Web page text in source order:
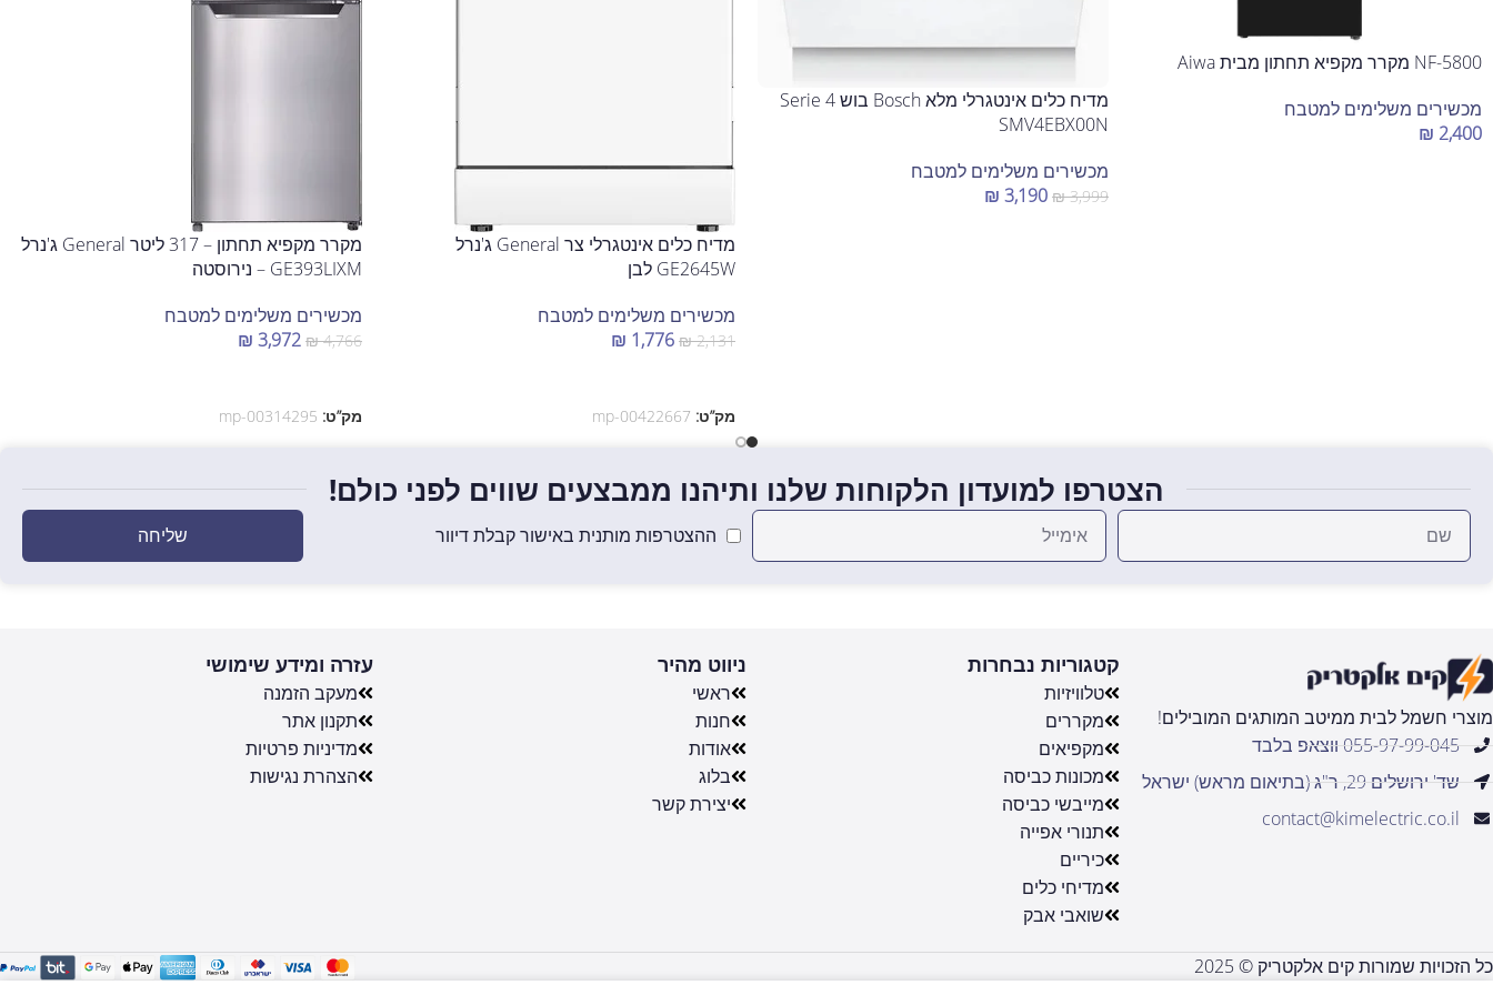
NF-5800 מקרר מקפיא תחתון מבית Aiwa
מכשירים משלימים למטבח
₪ 2,400
מדיח כלים אינטגרלי מלא Bosch בוש Serie 4
SMV4EBX00N
מכשירים משלימים למטבח
₪3,999
₪ 3,190
מדיח כלים אינטגרלי צר General ג'נרל
GE2645W לבן
מכשירים משלימים למטבח
₪2,131
₪ 1,776
מק”ט: mp-00422667
מקרר מקפיא תחתון – 317 ליטר General ג'נרל
GE393LIXM – נירוסטה
מכשירים משלימים למטבח
₪4,766
₪ 3,972
מק”ט: mp-00314295
הצטרפו למועדון הלקוחות שלנו ותיהנו ממבצעים שווים לפני כולם!
ההצטרפות מותנית באישור קבלת דיוור שליחה
מוצרי חשמל לבית ממיטב המותגים המובילים!
055-97-99-045 ווצאפ בלבד
שד' ירושלים 29, ר"ג (בתיאום מראש) ישראל
contact@kimelectric.co.il
קטגוריות נבחרות
טלוויזיות
מקררים
מקפיאים
מכונות כביסה
מייבשי כביסה
תנורי אפייה
כיריים
מדיחי כלים
שואבי אבק
ניווט מהיר
ראשי
חנות
אודות
בלוג
יצירת קשר
עזרה ומידע שימושי
מעקב הזמנה
תקנון אתר
מדיניות פרטיות
הצהרת נגישות
כל הזכויות שמורות קים אלקטריק © 2025